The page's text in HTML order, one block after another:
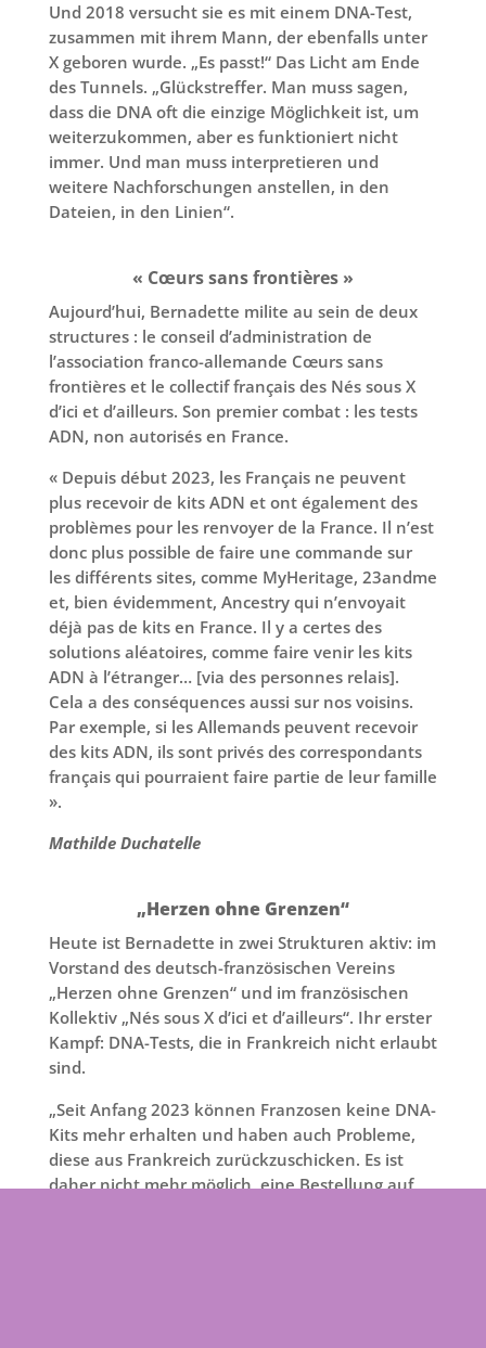
Und 2018 versucht sie es mit einem DNA-Test,
zusammen mit ihrem Mann, der ebenfalls unter
X geboren wurde. „Es passt!“ Das Licht am Ende
des Tunnels. „Glückstreffer. Man muss sagen,
dass die DNA oft die einzige Möglichkeit ist, um
weiterzukommen, aber es funktioniert nicht
immer. Und man muss interpretieren und
weitere Nachforschungen anstellen, in den
Dateien, in den Linien“.
« Cœurs sans frontières »
Aujourd’hui, Bernadette milite au sein de deux
structures : le conseil d’administration de
l’association franco-allemande Cœurs sans
frontières et le collectif français des Nés sous X
d’ici et d’ailleurs. Son premier combat : les tests
ADN, non autorisés en France.
« Depuis début 2023, les Français ne peuvent
plus recevoir de kits ADN et ont également des
problèmes pour les renvoyer de la France. Il n’est
donc plus possible de faire une commande sur
les différents sites, comme MyHeritage, 23andme
et, bien évidemment, Ancestry qui n’envoyait
déjà pas de kits en France. Il y a certes des
solutions aléatoires, comme faire venir les kits
ADN à l’étranger… [via des personnes relais].
Cela a des conséquences aussi sur nos voisins.
Par exemple, si les Allemands peuvent recevoir
des kits ADN, ils sont privés des correspondants
français qui pourraient faire partie de leur famille
».
Mathilde Duchatelle
„Herzen ohne Grenzen“
Heute ist Bernadette in zwei Strukturen aktiv: im
Vorstand des deutsch-französischen Vereins
„Herzen ohne Grenzen“ und im französischen
Kollektiv „Nés sous X d’ici et d’ailleurs“. Ihr erster
Kampf: DNA-Tests, die in Frankreich nicht erlaubt
sind.
„Seit Anfang 2023 können Franzosen keine DNA-
Kits mehr erhalten und haben auch Probleme,
diese aus Frankreich zurückzuschicken. Es ist
daher nicht mehr möglich, eine Bestellung auf